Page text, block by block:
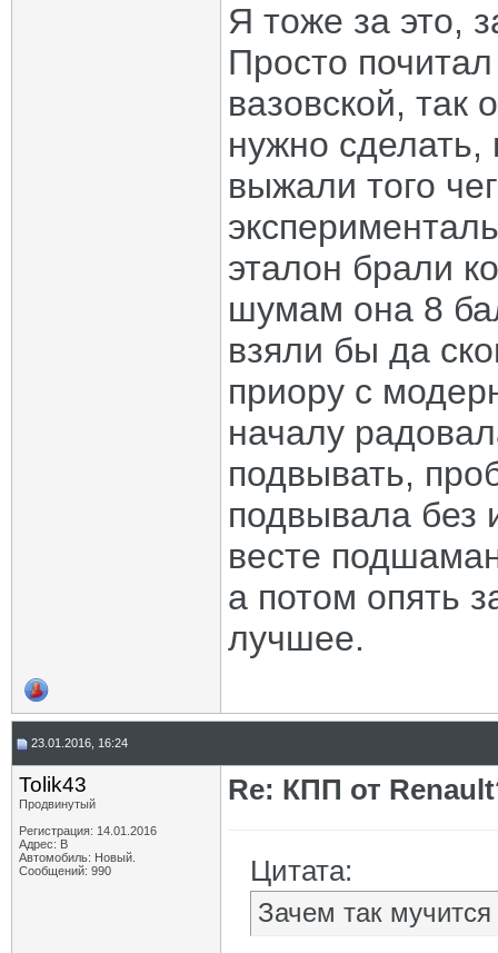
Я тоже за это,
Просто
вазовской, так
нужно
выжали того
эталон брали
шумам она 8
взяли бы да
приору с
началу
подвывать,
подвывала без
весте
а потом опять
лучшее.
23.01.2016, 16:24
Tolik43
Продвинутый
Регистрация: 14.01.2016
Адрес: В
Автомобиль: Новый.
Сообщений: 990
Re: КПП от
Цитата:
Зачем так